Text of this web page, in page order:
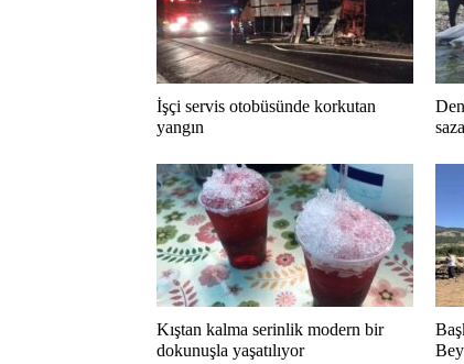
İşçi servis otobüsünde korkutan
yangın
Kıştan kalma serinlik modern bir
dokunuşla yaşatılıyor